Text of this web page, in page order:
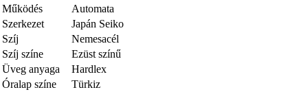
Működés
Automata
Szerkezet
Japán Seiko
Szíj
Nemesacél
Szíj színe
Ezüst színű
Üveg anyaga
Hardlex
Óralap színe
Türkiz